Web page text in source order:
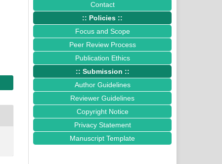
Contact
:: Policies ::
Focus and Scope
Peer Review Process
Publication Ethics
:: Submission ::
Author Guidelines
Reviewer Guidelines
Copyright Notice
Privacy Statement
Manuscript Template